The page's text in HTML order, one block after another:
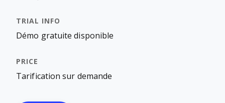
Démo gratuite disponible
Tarification sur demande